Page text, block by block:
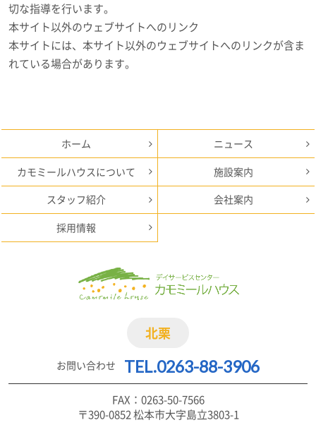
切な指導を行います。
本サイト以外のウェブサイトへのリンク
本サイトには、本サイト以外のウェブサイトへのリンクが含ま
れている場合があります。
ホーム
ニュース
カモミールハウスについて
施設案内
スタッフ紹介
会社案内
採用情報
北栗
お問い合わせ TEL.0263-88-3906
FAX：0263-50-7566
〒390-0852 松本市大字島立3803-1